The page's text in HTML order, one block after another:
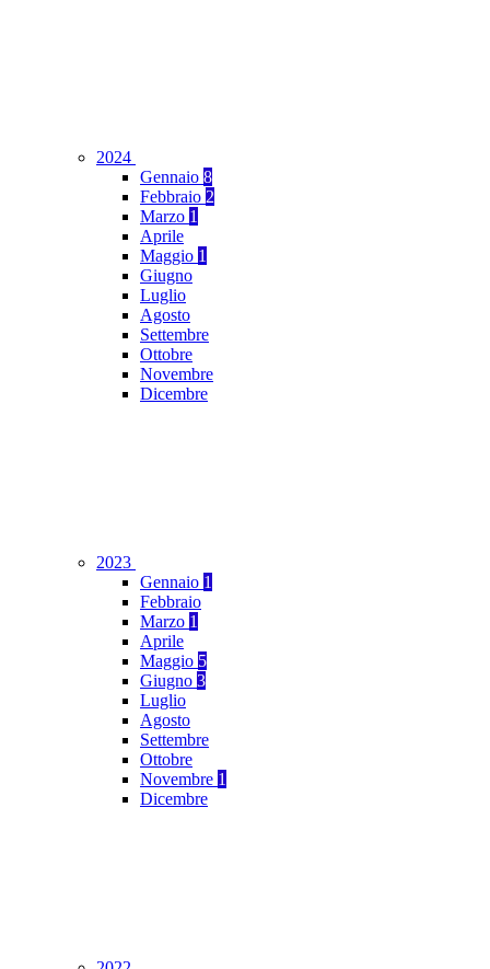
2024
Gennaio 8
Febbraio 2
Marzo 1
Aprile
Maggio 1
Giugno
Luglio
Agosto
Settembre
Ottobre
Novembre
Dicembre
2023
Gennaio 1
Febbraio
Marzo 1
Aprile
Maggio 5
Giugno 3
Luglio
Agosto
Settembre
Ottobre
Novembre 1
Dicembre